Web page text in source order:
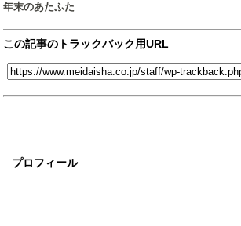
プロフィール
年末のあたふた
この記事のトラックバック用URL